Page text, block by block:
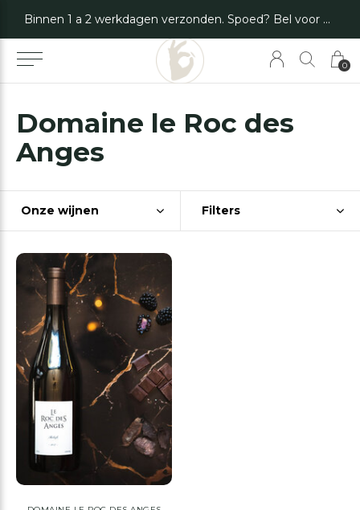
0
Binnen 1 a 2 werkdagen verzonden. Spoed? Bel voor de mogelijkheden.
Domaine le Roc des
Anges
Onze wijnen Filters